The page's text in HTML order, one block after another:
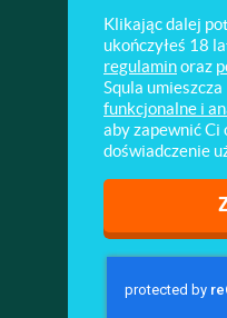
Klikając dalej
ukończyłeś 18
regulaminoraz
Squla umieszcza
funkcjonalne i
aby zapewnić Ci
doświadczenie